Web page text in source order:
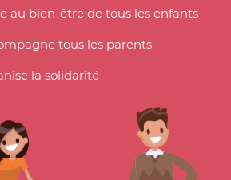
au bien-être de tous les enfants
tous les parents
la solidarité